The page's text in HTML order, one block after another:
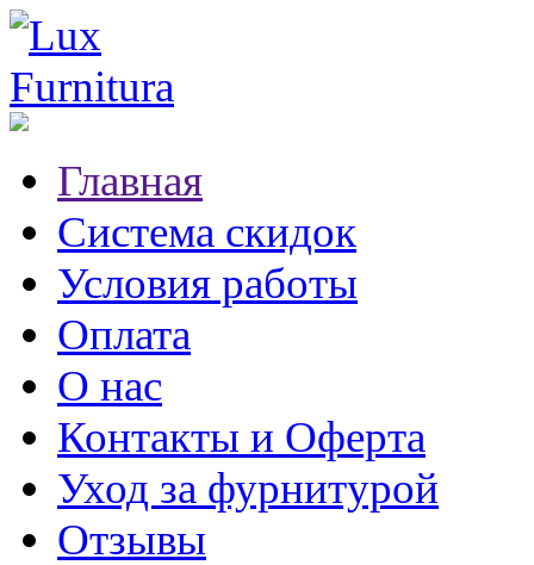
Главная
Система скидок
Условия работы
Оплата
О нас
Контакты и Оферта
Уход за фурнитурой
Отзывы